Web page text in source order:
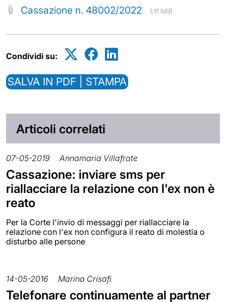
Cassazione n. 48002/2022 1,11 MiB
Condividi su:
SALVA IN PDF | STAMPA
Articoli correlati
07-05-2019 Annamaria Villafrate
Cassazione: inviare sms per
riallacciare la relazione con l'ex non è
reato
Per la Corte l'invio di messaggi per riallacciare la
relazione con l'ex non configura il reato di molestia o
disturbo alle persone
14-05-2016 Marina Crisafi
Telefonare continuamente al partner